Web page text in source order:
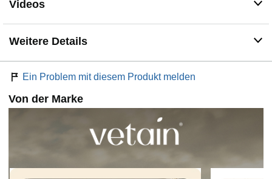
gehäufte Esslöffel (30g) mit Wasser oder Pflanzenmilch
✅ 100% CLEAN & BIO: Bio-Zertifiziert (DE-ÖKO-003),
laktosefrei, glutenfrei und sojafrei. Ohne künstliche
Zusätze, Farbstoffe oder Konservierungsmittel – einfach
rein pflanzlich.
✅ LABORGEPRÜFTE QUALITÄT & KÖLNER LISTE:
Produziert in Deutschland unter strengsten
Qualitätsstandards. Auf der Kölner Liste gelistet –
getestet auf Dopingsubstanzen und für Sportler
geeignet. Jede Charge wird umfassend im Labor auf
Videos
Weitere Details
Ein Problem mit diesem Produkt melden
Von der Marke